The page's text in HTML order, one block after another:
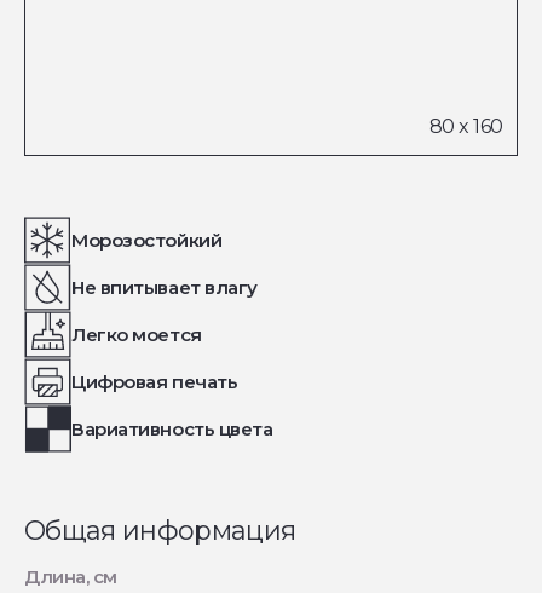
Морозостойкий
Не впитывает влагу
Легко моется
Цифровая печать
Вариативность цвета
Общая информация
Длина, см